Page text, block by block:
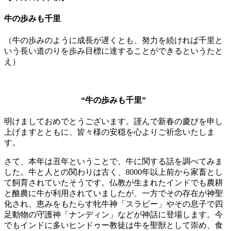
牛の歩みも千里
（牛の歩みのように成長が遅くとも、努力を続ければ千里と
いう長い道のりを歩み目標に達することができるというたと
え）
“牛の歩みも千里”
明けましておめでとうございます。謹んで新春の慶びを申し
上げますとともに、皆々様の安穏を心よりご祈念いたしま
す。
さて、本年は丑年ということで、牛に関する話を調べてみま
した。牛と人との関わりは古く、8000年以上前から家畜とし
て飼育されていたそうです。仏教が生まれたインドでも農耕
と酪農に牛が利用されていましたが、一方でその存在が神聖
化され、恵みをもたらす牝牛神「スラビー」やその息子で四
足動物の守護神「ナンディン」などが神話に登場します。今
でもインドに多いヒンドゥー教徒は牛を聖獣として崇め、食